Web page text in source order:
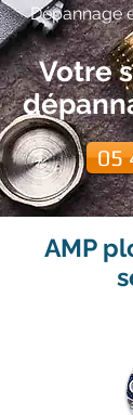
Dépannage
Votre
05
AMP